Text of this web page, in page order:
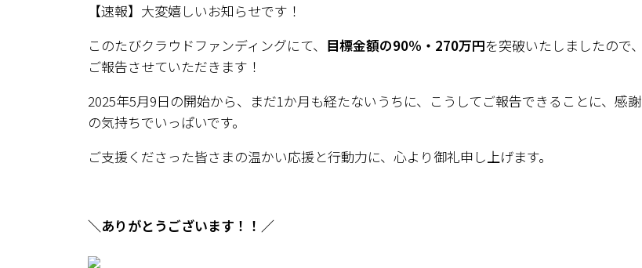
【速報】大変嬉しいお知らせです！
このたびクラウドファンディングにて、 目標金額の90％・270万円を突破いたしましたので、
ご報告させていただきます！
2025年5月9日の開始から、まだ1か月も経たないうちに、こうしてご報告できることに、感謝
の気持ちでいっぱいです。
ご支援くださった皆さまの温かい応援と行動力に、心より御礼申し上げます。
＼ありがとうございます！！／